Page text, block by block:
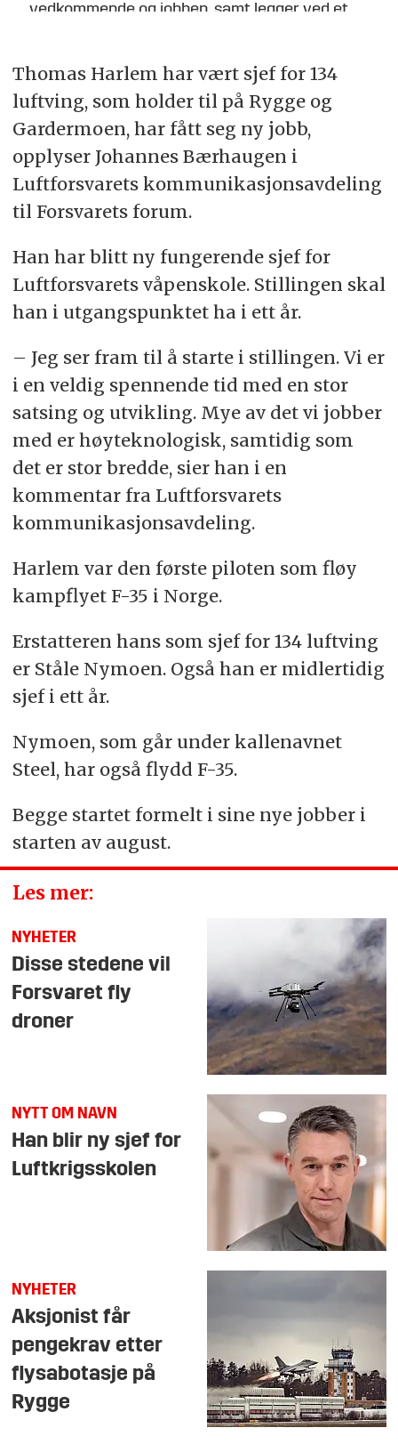
vedkommende og jobben, samt legger ved et
tips@fofo.no
Merk gjerne emnefeltet med «Nytt om navn»
Thomas Harlem har vært sjef for 134
luftving, som holder til på Rygge og
Gardermoen, har fått seg ny jobb,
opplyser Johannes Bærhaugen i
Luftforsvarets kommunikasjonsavdeling
til Forsvarets forum.
Han har blitt ny fungerende sjef for
Luftforsvarets våpenskole. Stillingen skal
han i utgangspunktet ha i ett år.
– Jeg ser fram til å starte i stillingen. Vi er
i en veldig spennende tid med en stor
satsing og utvikling. Mye av det vi jobber
med er høyteknologisk, samtidig som
det er stor bredde, sier han i en
kommentar fra Luftforsvarets
kommunikasjonsavdeling.
Harlem var den første piloten som fløy
kampflyet F-35 i Norge.
Erstatteren hans som sjef for 134 luftving
er Ståle Nymoen. Også han er midlertidig
sjef i ett år.
Nymoen, som går under kallenavnet
Steel, har også flydd F-35.
Begge startet formelt i sine nye jobber i
starten av august.
Les mer:
NYHETER
Disse stedene vil
Forsvaret fly
droner
NYTT OM NAVN
Han blir ny sjef for
Luftkrigsskolen
NYHETER
Aksjonist får
pengekrav etter
flysabotasje på
Rygge